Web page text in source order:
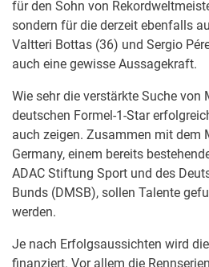
für den Sohn von
sondern für die derzeit ebenfalls
Valtteri Bottas (36) und Sergio
auch eine gewisse Aussagekraft.
Wie sehr die verstärkte Suche von
deutschen Formel-1-Star
auch zeigen. Zusammen mit dem
Germany, einem bereits
ADAC Stiftung Sport und des
Bunds (DMSB), sollen Talente
werden.
Je nach Erfolgsaussichten wird
finanziert. Vor allem die